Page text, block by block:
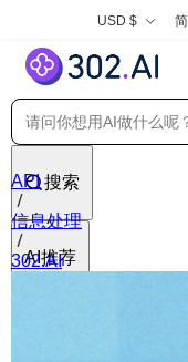
USD $
搜索
AI推荐
API
信息处理
302.AI